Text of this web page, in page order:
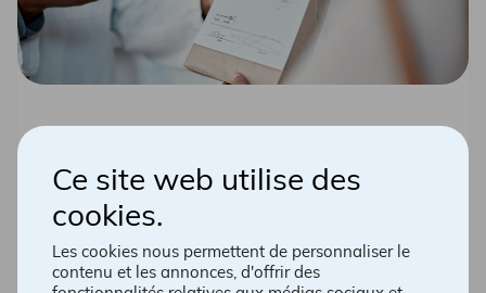
Ce site web utilise des
cookies.
Les cookies nous permettent de personnaliser le
contenu et les annonces, d'offrir des
Prescriptions
Que ce soit des prescriptions de routine ou
pour des soucis spécifiques, votre
pharmacien·ne peut vous épauler en tout
temps. Cessation tabagique, contraception
d’urgence, allergies, traitement des poux, ou